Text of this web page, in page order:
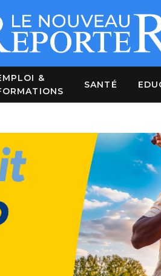
&
SANTÉ